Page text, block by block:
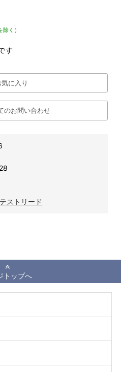
く）
す
気に入り
のお問い合わせ
テストリード
トップへ